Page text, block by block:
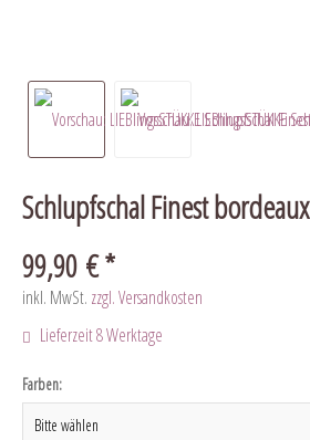
Schlupfschal Finest bordeaux
99,90 € *
inkl. MwSt. zzgl. Versandkosten
Lieferzeit 8 Werktage
Farben: